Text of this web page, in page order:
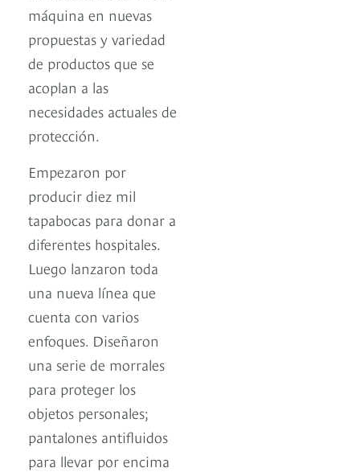
máquina en nuevas
propuestas y variedad
de productos que se
acoplan a las
necesidades actuales de
protección.
Empezaron por
producir diez mil
tapabocas para donar a
diferentes hospitales.
Luego lanzaron toda
una nueva línea que
cuenta con varios
enfoques. Diseñaron
una serie de morrales
para proteger los
objetos personales;
pantalones antifluidos
para llevar por encima